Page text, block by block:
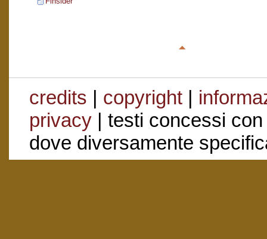
credits | copyright|
privacy| testi concessi
dove diversamente